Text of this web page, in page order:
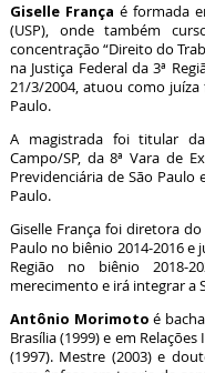
Giselle França é formada
(USP), onde também
concentração “Direito do
na Justiça Federal da 3ª
21/3/2004, atuou como juíza
Paulo.
A magistrada foi titular
Campo/SP, da 8ª Vara de
Previdenciária de São Paulo
Paulo.
Giselle França foi diretora do
Paulo no biênio 2014-2016 e
Região no biênio 2018-
merecimento e irá integrar a
Antônio Morimoto é
Brasília (1999) e em
(1997). Mestre (2003) e